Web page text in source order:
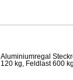
Aluminiumregal
120 kg, Feldlast 600 kg